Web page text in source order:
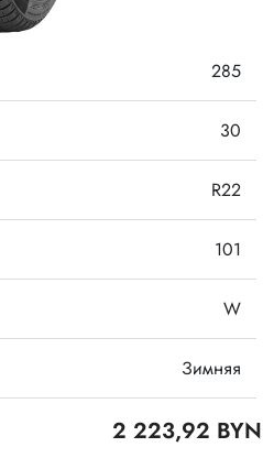
285
30
R22
101
W
Зимняя
2 223,92 BYN